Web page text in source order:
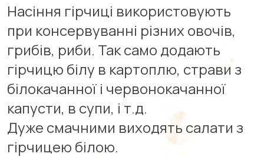
Насіння гірчиці використовують
при консервуванні різних овочів,
грибів, риби. Так само додають
гірчицю білу в картоплю, страви з
білокачанної і червонокачанної
капусти, в супи, і т.д.
Дуже смачними виходять салати з
гірчицею білою.